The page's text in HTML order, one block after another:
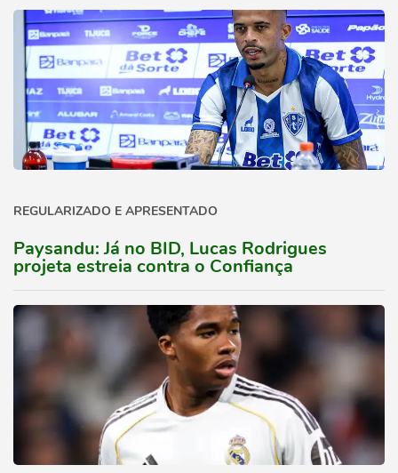
REGULARIZADO E APRESENTADO
Paysandu: Já no BID, Lucas Rodrigues
projeta estreia contra o Confiança